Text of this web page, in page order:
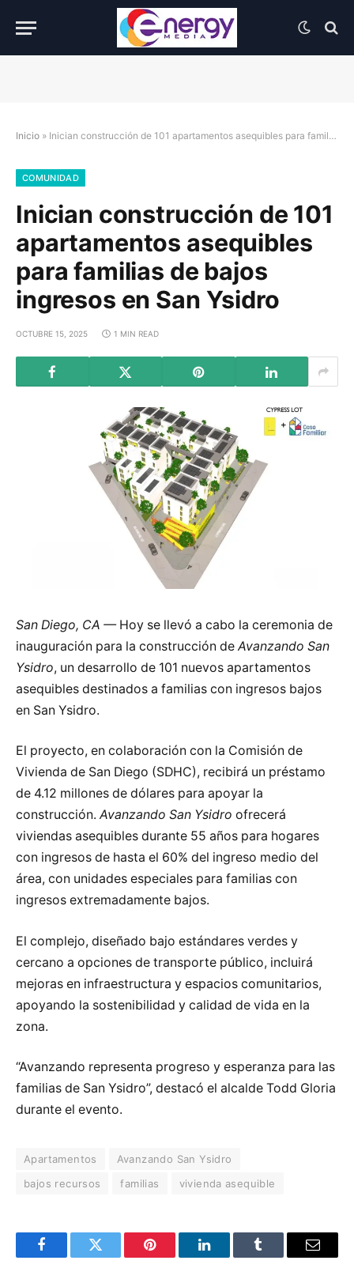
Inicio » Inician construcción de 101 apartamentos asequibles para familias de bajos ingresos en San Ysidro
COMUNIDAD
Inician construcción de 101
apartamentos asequibles
para familias de bajos
ingresos en San Ysidro
OCTUBRE 15, 2025 1 MIN READ
San Diego, CA —Hoy se llevó a cabo la ceremonia de
inauguración para la construcción de Avanzando San
Ysidro, un desarrollo de 101 nuevos apartamentos
asequibles destinados a familias con ingresos bajos
en San Ysidro.
El proyecto, en colaboración con la Comisión de
Vivienda de San Diego (SDHC), recibirá un préstamo
de 4.12 millones de dólares para apoyar la
construcción. Avanzando San Ysidro ofrecerá
viviendas asequibles durante 55 años para hogares
con ingresos de hasta el 60% del ingreso medio del
área, con unidades especiales para familias con
ingresos extremadamente bajos.
El complejo, diseñado bajo estándares verdes y
cercano a opciones de transporte público, incluirá
mejoras en infraestructura y espacios comunitarios,
apoyando la sostenibilidad y calidad de vida en la
zona.
“Avanzando representa progreso y esperanza para las
familias de San Ysidro”, destacó el alcalde Todd Gloria
durante el evento.
Apartamentos
Avanzando San Ysidro
bajos recursos
familias vivienda asequible
FacebookTwitter Pinterest LinkedInTumblr Email